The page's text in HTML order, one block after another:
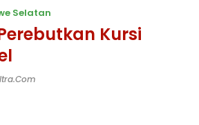
Selatan
Kursi